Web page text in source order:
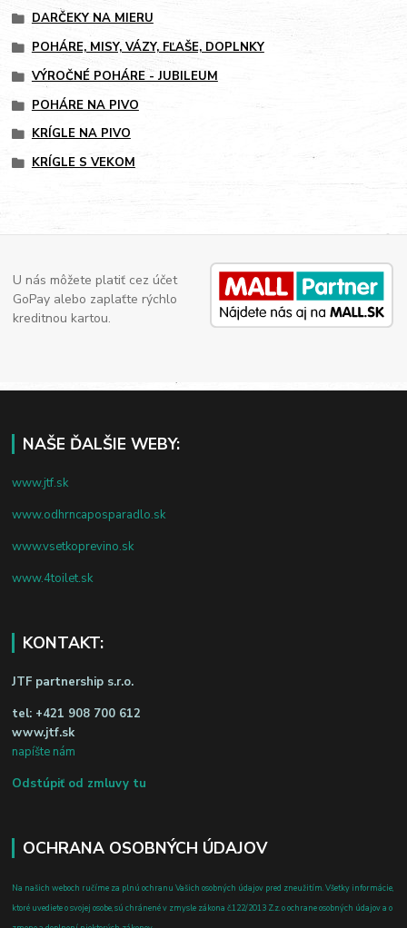
DARČEKY NA MIERU
POHÁRE, MISY, VÁZY, FĽAŠE, DOPLNKY
VÝROČNÉ POHÁRE - JUBILEUM
POHÁRE NA PIVO
KRÍGLE NA PIVO
KRÍGLE S VEKOM
U nás môžete platiť cez účet
GoPay alebo zaplaťte rýchlo
kreditnou kartou.
NAŠE ĎALŠIE WEBY:
www.jtf.sk
www.odhrncaposparadlo.sk
www.vsetkoprevino.sk
www.4toilet.sk
KONTAKT:
JTF partnership s.r.o.
tel: +421 908 700 612
www.jtf.sk
napíšte nám
Odstúpiť od zmluvy tu
OCHRANA OSOBNÝCH ÚDAJOV
Na našich weboch ručíme za plnú ochranu Vašich osobných údajov pred zneužitím. Všetky informácie,
ktoré uvediete o svojej osobe, sú chránené v zmysle zákona č.122/2013 Z.z. o ochrane osobných údajov a o